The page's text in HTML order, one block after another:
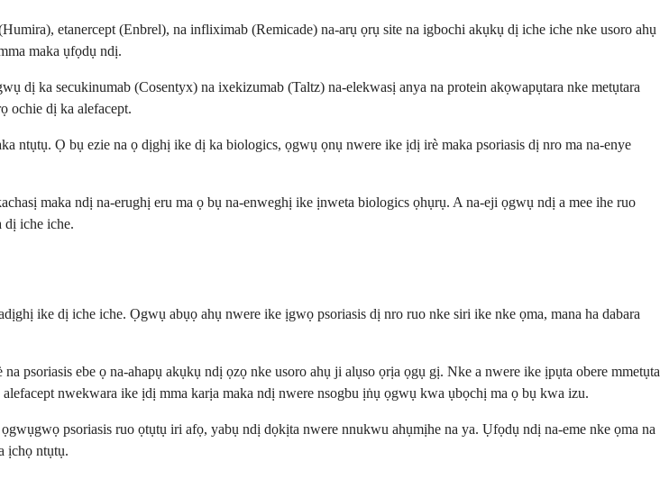
etanercept (Enbrel), na infliximab (Remicade) na-arụ ọrụ site na igbochi akụkụ dị iche iche nke usoro ahụ
maka ụfọdụ ndị.
dị ka secukinumab (Cosentyx) na ixekizumab (Taltz) na-elekwasị anya na protein akọwapụtara nke metụtara
ochie dị ka alefacept.
ntụtụ. Ọ bụ ezie na ọ dịghị ike dị ka biologics, ọgwụ ọnụ nwere ike ịdị irè maka psoriasis dị nro ma na-enye
maka ndị na-erughị eru ma ọ bụ na-enweghị ike ịnweta biologics ọhụrụ. A na-eji ọgwụ ndị a mee ihe ruo
dị iche iche.
ike dị iche iche. Ọgwụ abụọ ahụ nwere ike ịgwọ psoriasis dị nro ruo nke siri ike nke ọma, mana ha dabara
psoriasis ebe ọ na-ahapụ akụkụ ndị ọzọ nke usoro ahụ ji alụso ọrịa ọgụ gị. Nke a nwere ike ịpụta obere mmetụta
nwekwara ike ịdị mma karịa maka ndị nwere nsogbu ịṅụ ọgwụ kwa ụbọchị ma ọ bụ kwa izu.
psoriasis ruo ọtụtụ iri afọ, yabụ ndị dọkịta nwere nnukwu ahụmịhe na ya. Ụfọdụ ndị na-eme nke ọma na
ịchọ ntụtụ.